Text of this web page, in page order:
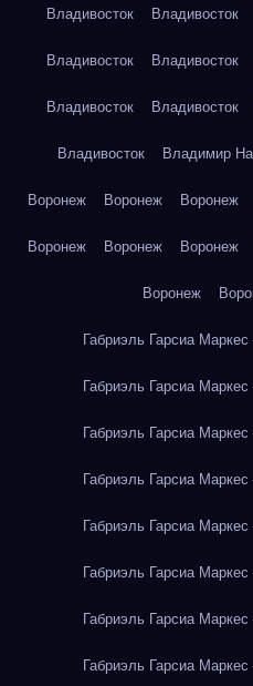
Владивосток Владивосток
Владивосток Владивосток
Владивосток Владивосток
Владивосток Владимир
Воронеж Воронеж Воронеж
Воронеж Воронеж Воронеж
Воронеж
Габриэль Гарсиа
Габриэль Гарсиа
Габриэль Гарсиа
Габриэль Гарсиа
Габриэль Гарсиа
Габриэль Гарсиа
Габриэль Гарсиа
Габриэль Гарсиа